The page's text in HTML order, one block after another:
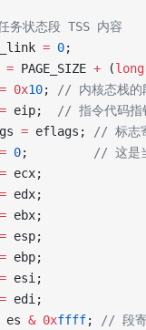
务状态段 TSS 内容
= 0;
= PAGE_SIZE + (long
= 0x10;
// 内核态栈的
= eip;
// 指令代码指
= eflags;
// 标志
= 0;
// 这是
= ecx;
= edx;
= ebx;
= esp;
= ebp;
= esi;
= edi;
es & 0xffff;
// 段寄